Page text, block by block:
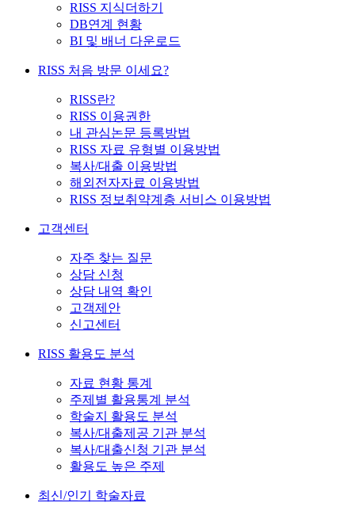
RISS 지식더하기
DB연계 현황
BI 및 배너 다운로드
RISS 처음 방문 이세요?
RISS란?
RISS 이용권한
내 관심논문 등록방법
RISS 자료 유형별 이용방법
복사/대출 이용방법
해외전자자료 이용방법
RISS 정보취약계층 서비스 이용방법
고객센터
자주 찾는 질문
상담 신청
상담 내역 확인
고객제안
신고센터
RISS 활용도 분석
자료 현황 통계
주제별 활용통계 분석
학술지 활용도 분석
복사/대출제공 기관 분석
복사/대출신청 기관 분석
활용도 높은 주제
최신/인기 학술자료